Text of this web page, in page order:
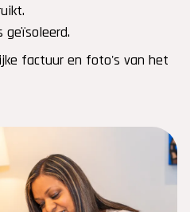
geïsoleerd.
factuur en foto's van het